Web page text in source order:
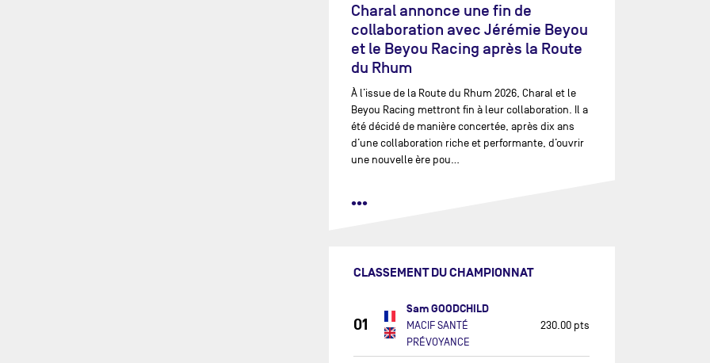
Charal annonce une fin de
collaboration avec Jérémie Beyou
et le Beyou Racing après la Route
du Rhum
À l’issue de la Route du Rhum 2026, Charal et le
Beyou Racing mettront fin à leur collaboration. Il a
été décidé de manière concertée, après dix ans
d’une collaboration riche et performante, d’ouvrir
une nouvelle ère pou…
•••
CLASSEMENT DU CHAMPIONNAT
01
Sam GOODCHILD
MACIF SANTÉ
PRÉVOYANCE
230.00 pts